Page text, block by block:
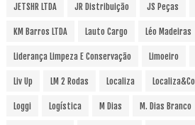
JETSHR LTDA JR Distribuição JS Peças
KM Barros LTDA Lauto Cargo Léo Madeiras
Liderança Limpeza E Conservação Limoeiro
Liv Up LM 2 Rodas Localiza Localiza&Co
Loggi Logística M Dias M. Dias Branco